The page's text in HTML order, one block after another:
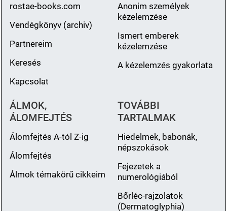
rostae-books.com
Vendégkönyv (archiv)
Partnereim
Keresés
Kapcsolat
Anonim személyek
kézelemzése
Ismert emberek
kézelemzése
A kézelemzés gyakorlata
ÁLMOK,
ÁLOMFEJTÉS
Álomfejtés A-tól Z-ig
Álomfejtés
Álmok témakörű cikkeim
TOVÁBBI
TARTALMAK
Hiedelmek, babonák,
népszokások
Fejezetek a
numerológiából
Bőrléc-rajzolatok
(Dermatoglyphia)